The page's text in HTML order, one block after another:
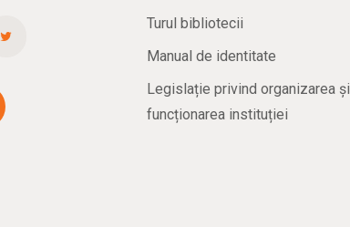
Turul bibliotecii
Manual de identitate
Legislație privind organizarea și
funcționarea instituției